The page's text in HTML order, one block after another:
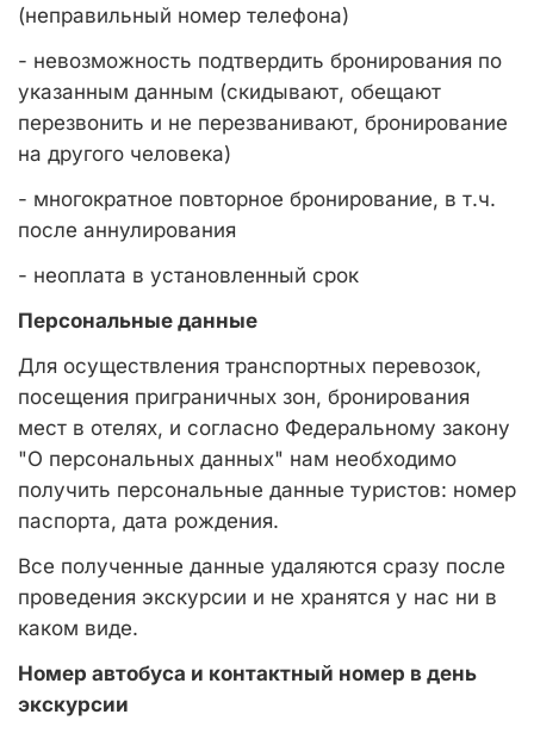
(неправильный номер телефона)
- невозможность подтвердить бронирования по
указанным данным (скидывают, обещают
перезвонить и не перезванивают, бронирование
на другого человека)
- многократное повторное бронирование, в т.ч.
после аннулирования
- неоплата в установленный срок
Персональные данные
Для осуществления транспортных перевозок,
посещения приграничных зон, бронирования
мест в отелях, и согласно Федеральному закону
"О персональных данных" нам необходимо
получить персональные данные туристов: номер
паспорта, дата рождения.
Все полученные данные удаляются сразу после
проведения экскурсии и не хранятся у нас ни в
каком виде.
Номер автобуса и контактный номер в день
экскурсии